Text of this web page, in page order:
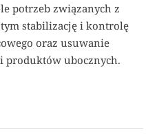
potrzeb związanych z
stabilizację i kontrolę
oraz usuwanie
produktów ubocznych.